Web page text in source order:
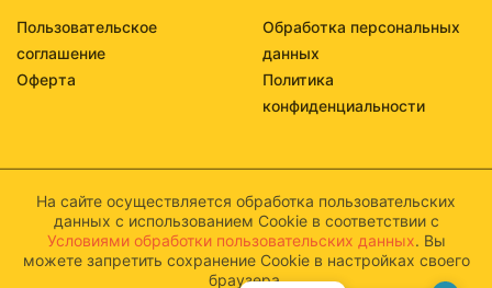
Пользовательское
соглашение
Обработка персональных
данных
Оферта
Политика
конфиденциальности
На сайте осуществляется обработка пользовательских
данных с использованием Cookie в соответствии с
Условиями обработки пользовательских данных. Вы
можете запретить сохранение Cookie в настройках своего
браузера.